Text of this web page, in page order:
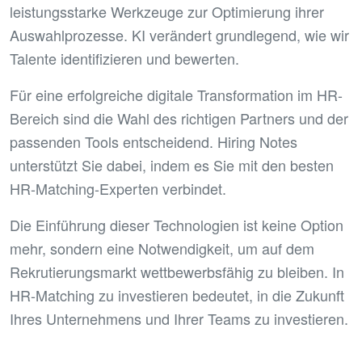
leistungsstarke Werkzeuge zur Optimierung ihrer
Auswahlprozesse. KI verändert grundlegend, wie wir
Talente identifizieren und bewerten.
Für eine erfolgreiche digitale Transformation im HR-
Bereich sind die Wahl des richtigen Partners und der
passenden Tools entscheidend. Hiring Notes
unterstützt Sie dabei, indem es Sie mit den besten
HR-Matching-Experten verbindet.
Die Einführung dieser Technologien ist keine Option
mehr, sondern eine Notwendigkeit, um auf dem
Rekrutierungsmarkt wettbewerbsfähig zu bleiben. In
HR-Matching zu investieren bedeutet, in die Zukunft
Ihres Unternehmens und Ihrer Teams zu investieren.